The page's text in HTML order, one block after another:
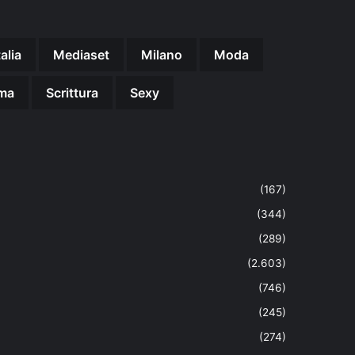
Mediaset Milano Moda
Scrittura Sexy
(167)
(344)
(289)
(2.603)
(746)
(245)
(274)